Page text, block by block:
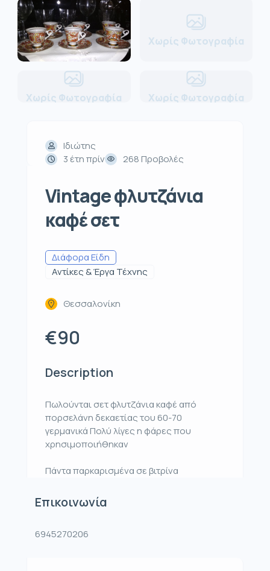
Χωρίς Φωτογραφία
Χωρίς Φωτογραφία Χωρίς Φωτογραφία
Ιδιώτης
3 έτη πρίν
268 Προβολές
Vintage φλυτζάνια
καφέ σετ
Διάφορα Είδη
Αντίκες & Έργα Τέχνης
Θεσσαλονίκη
€90
Description
Πωλούνται σετ φλυτζάνια καφέ από
πορσελάνη δεκαετίας του 60-70
γερμανικά Πολύ λίγες η φάρες που
χρησιμοποιήθηκαν
Πάντα παρκαρισμένα σε βιτρίνα
Επικοινωνία
6945270206